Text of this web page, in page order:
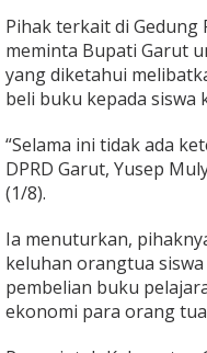
h
k
a
n
S
k
o
F
a
s
Pihak terkait di Gedung
meminta Bupati Garut
yang diketahui
beli buku kepada siswa
“Selama ini tidak ada
DPRD Garut, Yusep
(1/8).
Ia menuturkan,
keluhan orangtua
pembelian buku
ekonomi para orang